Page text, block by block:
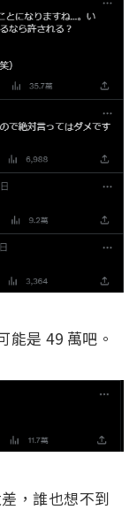
能是 49 萬吧。
，誰也想不到